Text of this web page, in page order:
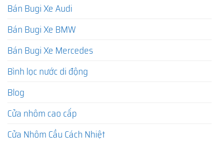
Bán Bugi Xe Audi
Bán Bugi Xe BMW
Bán Bugi Xe Mercedes
Bình lọc nước di động
Blog
Cửa nhôm cao cấp
Cửa Nhôm Cầu Cách Nhiệt